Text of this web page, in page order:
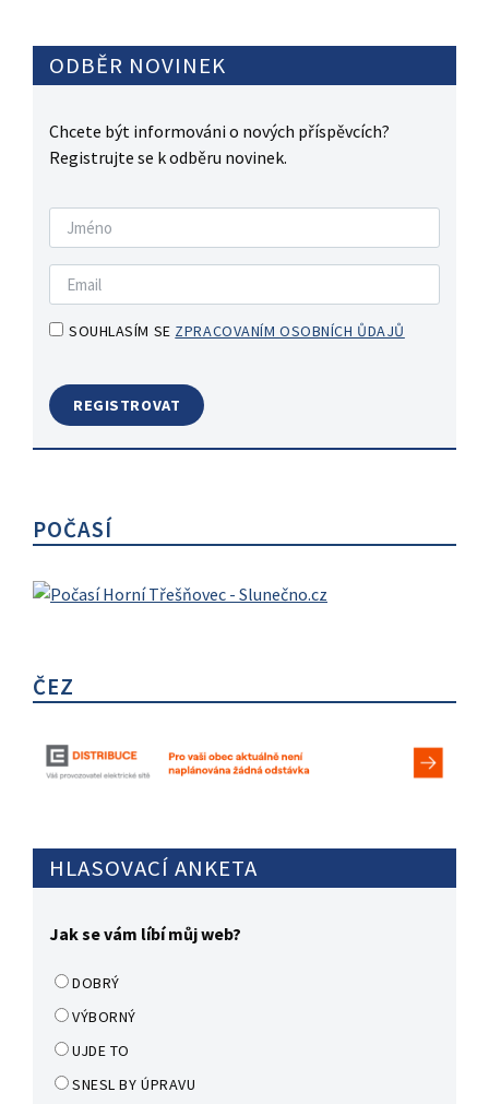
ODBĚR NOVINEK
Chcete být informováni o nových příspěvcích?
Registrujte se k odběru novinek.
SOUHLASÍM SE ZPRACOVANÍM OSOBNÍCH ŮDAJŮ
POČASÍ
ČEZ
HLASOVACÍ ANKETA
Jak se vám líbí můj web?
DOBRÝ
VÝBORNÝ
UJDE TO
SNESL BY ÚPRAVU